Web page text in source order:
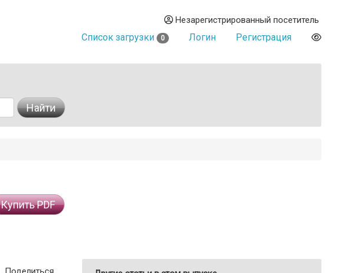
Незарегистрированный посетитель
Список загрузки 0 Логин Регистрация
Найти
Купить PDF